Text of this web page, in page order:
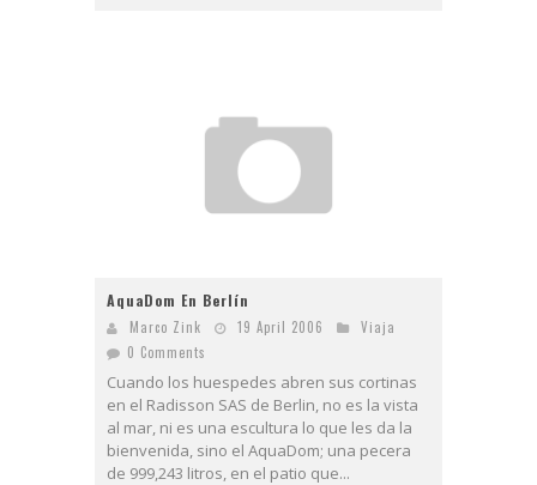
AquaDom En Berlín
Marco Zink 19 April 2006
Viaja
0 Comments
Cuando los huespedes abren sus cortinas
en el Radisson SAS de Berlin, no es la vista
al mar, ni es una escultura lo que les da la
bienvenida, sino el AquaDom; una pecera
de 999,243 litros, en el patio que...